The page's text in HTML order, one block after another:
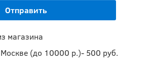
магазина
(до 10000 р.)- 500 руб.